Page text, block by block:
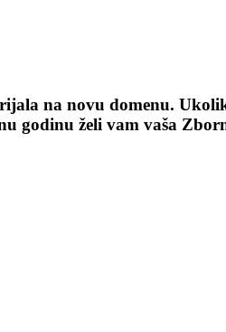
na novu domenu.
godinu želi vam vaša